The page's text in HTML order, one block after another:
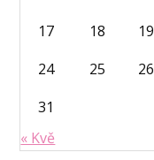
17
18 19
24
25 26
31
« Kvě